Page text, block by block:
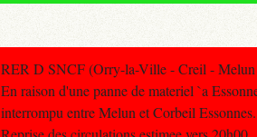
RER D SNCF (Orry-la-Ville - Creil - Melun
En raison d'une panne de materiel `a
interrompu entre Melun et Corbeil Essonnes.